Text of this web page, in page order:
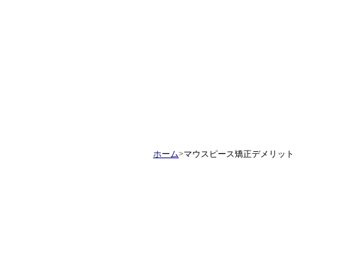
ホーム>マウスピース矯正デメリット